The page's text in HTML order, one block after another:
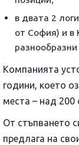
в двата 2
от София) и в
Компанията
години, което
места – над 200
От стъпването
предлага на